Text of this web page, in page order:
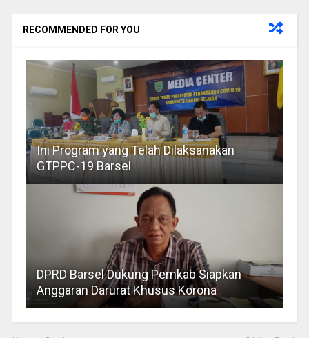
RECOMMENDED FOR YOU
Ini Program yang Telah Dilaksanakan
GTPPC-19 Barsel
DPRD Barsel Dukung Pemkab Siapkan
Anggaran Darurat Khusus Korona